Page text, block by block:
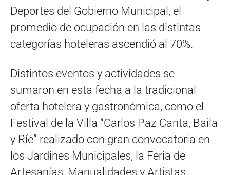
Deportes del Gobierno Municipal, el
promedio de ocupación en las distintas
categorías hoteleras ascendió al 70%.
Distintos eventos y actividades se
sumaron en esta fecha a la tradicional
oferta hotelera y gastronómica, como el
Festival de la Villa “Carlos Paz Canta, Baila
y Ríe” realizado con gran convocatoria en
los Jardines Municipales, la Feria de
Artesanías, Manualidades y Artistas